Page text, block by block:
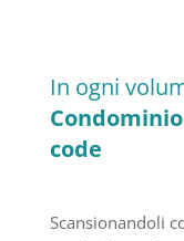
In ogni
Condominio
code
Scansionandoli